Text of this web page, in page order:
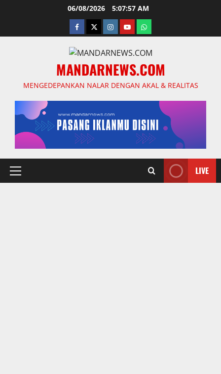
06/08/2026 5:07:59 AM
facebooktwitterinstagram.com
youtubewhatsapp
MANDARNEWS.COM
MENGEDEPANKAN NALAR DENGAN AKAL & REALITAS
Primary
LIVE